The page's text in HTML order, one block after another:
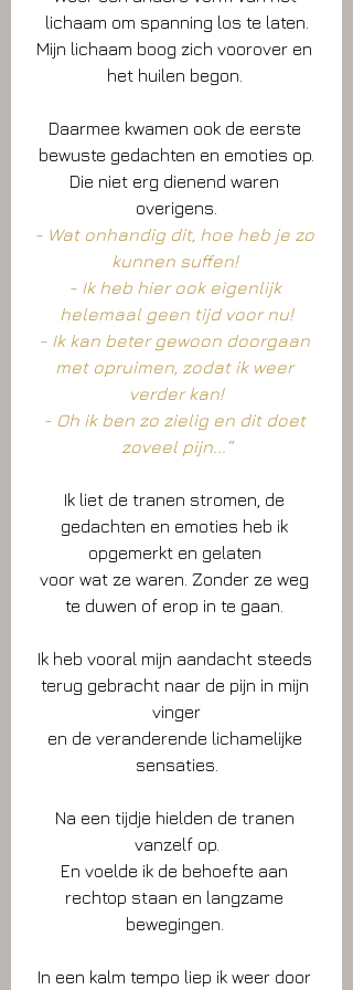
lichaam om spanning los te laten.
Mijn lichaam boog zich voorover en
het huilen begon.
Daarmee kwamen ook de eerste
bewuste gedachten en emoties op.
Die niet erg dienend waren
overigens.
- Wat onhandig dit, hoe heb je zo
kunnen suffen!
- Ik heb hier ook eigenlijk
helemaal geen tijd voor nu!
- Ik kan beter gewoon doorgaan
met opruimen, zodat ik weer
verder kan!
- Oh ik ben zo zielig en dit doet
zoveel pijn...”
Ik liet de tranen stromen, de
gedachten en emoties heb ik
opgemerkt en gelaten
voor wat ze waren. Zonder ze weg
te duwen of erop in te gaan.
Ik heb vooral mijn aandacht steeds
terug gebracht naar de pijn in mijn
vinger
en de veranderende lichamelijke
sensaties.
Na een tijdje hielden de tranen
vanzelf op.
En voelde ik de behoefte aan
rechtop staan en langzame
bewegingen.
In een kalm tempo liep ik weer door